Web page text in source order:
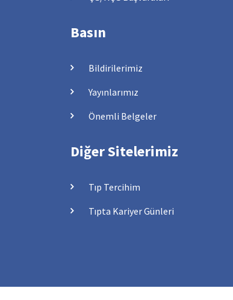
Basın
Bildirilerimiz
Yayınlarımız
Önemli Belgeler
Diğer Sitelerimiz
Tıp Tercihim
Tıpta Kariyer Günleri